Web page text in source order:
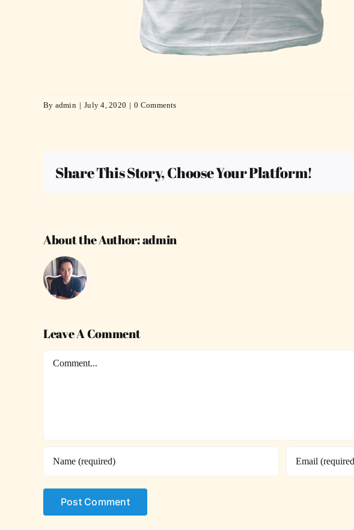
By admin | July 4, 2020 | 0 Comments
Share This Story, Choose Your Platform!
About the Author:admin
Leave A Comment
Comment